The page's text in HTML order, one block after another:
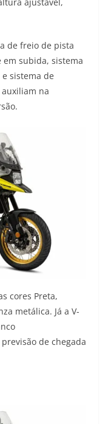
de freio de pista
subida, sistema
sistema de
na
cores Preta,
metálica. Já a V-
de chegada